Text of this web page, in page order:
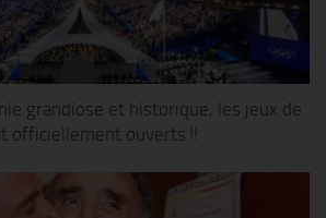
grandiose et historique, les jeux de
officiellement ouverts !!